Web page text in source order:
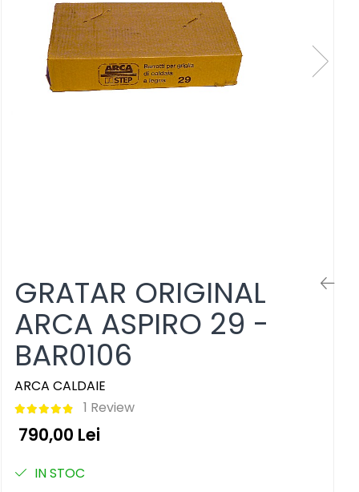
GRATAR ORIGINAL
ARCA ASPIRO 29 -
BAR0106
ARCA CALDAIE
1 Review
790,00 Lei
IN STOC